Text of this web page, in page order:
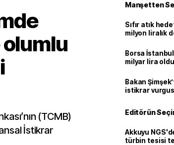
(TCMB)
İstikrar
Manşetten
Sıfır atık
milyon liralık
Borsa
milyar lira oldu
Bakan
istikrar
Editörün
Akkuyu
türbin tesisi